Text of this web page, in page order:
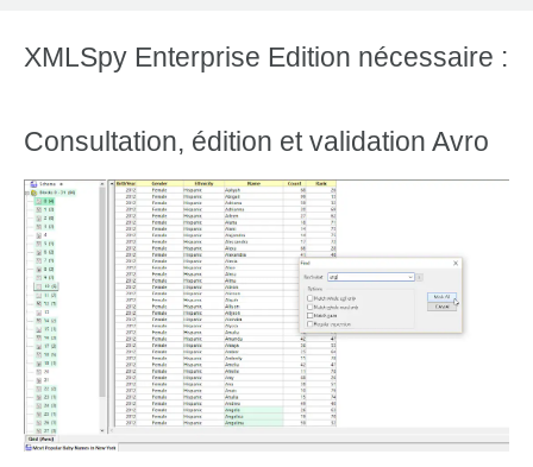
XMLSpy Enterprise Edition nécessaire :
Consultation, édition et validation Avro